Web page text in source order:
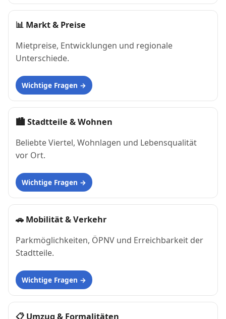
📊 Markt & Preise
Mietpreise, Entwicklungen und regionale
Unterschiede.
Wichtige Fragen
🏙Stadtteile & Wohnen
Beliebte Viertel, Wohnlagen und Lebensqualität
vor Ort.
Wichtige Fragen
🚗 Mobilität & Verkehr
Parkmöglichkeiten, ÖPNV und Erreichbarkeit der
Stadtteile.
Wichtige Fragen
📋 Umzug & Formalitäten